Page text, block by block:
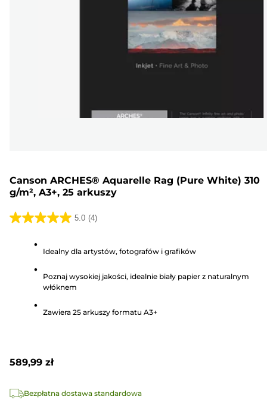
Canson ARCHES® Aquarelle Rag (Pure White) 310
g/m², A3+, 25 arkuszy
5.0 (4)
5.0
gwiazdek.
Idealny dla artystów, fotografów i grafików
Poznaj wysokiej jakości, idealnie biały papier z naturalnym
włóknem
Zawiera 25 arkuszy formatu A3+
589,99 zł
Bezpłatna dostawa standardowa